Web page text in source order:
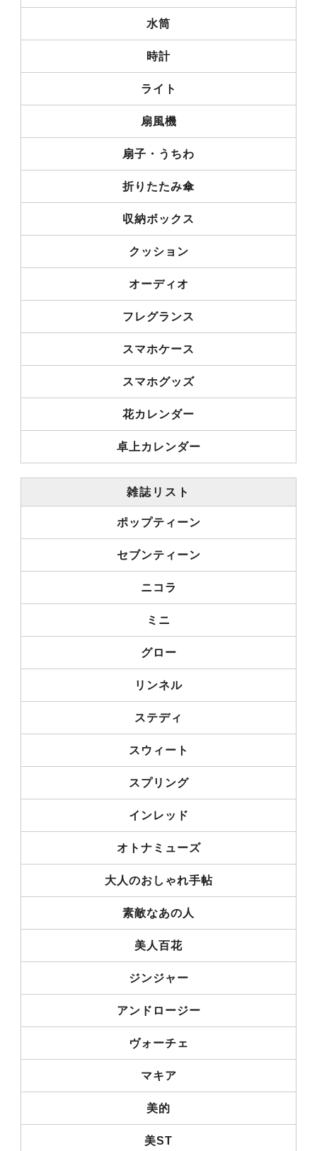
水筒
時計
ライト
扇風機
扇子・うちわ
折りたたみ傘
収納ボックス
クッション
オーディオ
フレグランス
スマホケース
スマホグッズ
花カレンダー
卓上カレンダー
雑誌リスト
ポップティーン
セブンティーン
ニコラ
ミニ
グロー
リンネル
ステディ
スウィート
スプリング
インレッド
オトナミューズ
大人のおしゃれ手帖
素敵なあの人
美人百花
ジンジャー
アンドロージー
ヴォーチェ
マキア
美的
美ST